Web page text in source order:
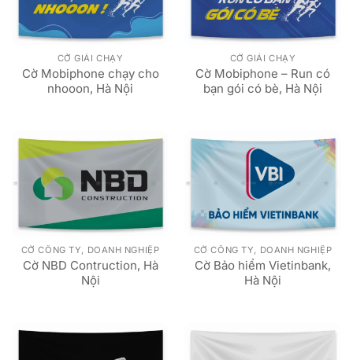
CỜ GIẢI CHẠY
Cờ Mobiphone chạy cho
nhooon, Hà Nội
CỜ GIẢI CHẠY
Cờ Mobiphone – Run có
bạn gói có bè, Hà Nội
CỜ CÔNG TY, DOANH NGHIỆP
Cờ NBD Contruction, Hà
Nội
CỜ CÔNG TY, DOANH NGHIỆP
Cờ Bảo hiểm Vietinbank,
Hà Nội